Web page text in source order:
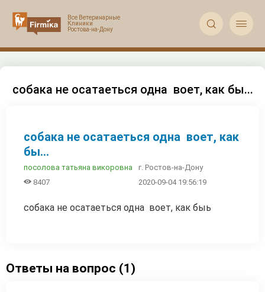
 
собака не осатаеться одна воет, как бы...
собака не осатаеться одна воет, как
бы...
посолова татьяна викоровна г. Ростов-на-Дону
 8407 2020-09-04 19:56:19
собака не осатаеться одна воет, как быь
Ответы на вопрос (1)